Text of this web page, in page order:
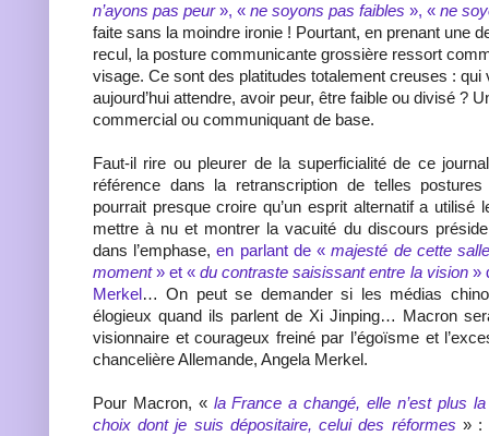
n’ayons pas peur», « ne soyons pas faibles », « ne
faite sans la moindre ironie ! Pourtant, en prenant une
recul, la posture communicante grossière ressort
visage. Ce sont des platitudes totalement creuses : qui
aujourd’hui attendre, avoir peur, être faible ou divisé ?
commercial ou communiquant de base.
Faut-il rire ou pleurer de la superficialité de ce
référence dans la retranscription de telles
pourrait presque croire qu’un esprit alternatif a utilisé
mettre à nu et montrer la vacuité du discours
dans l’emphase,en parlant de «majesté de cette salle
moment» et «du contraste saisissant entre la vision»
Merkel … On peut se demander si les médias
élogieux quand ils parlent de Xi Jinping… Macron
visionnaire et courageux freiné par l’égoïsme et
chancelière Allemande, Angela Merkel.
Pour Macron, « la France a changé, elle n’est plus
choix dont je suis dépositaire, celui des réformes » :